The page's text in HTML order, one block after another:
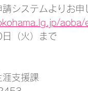
請システムよりお申
aoba/
（火）まで
涯支援課